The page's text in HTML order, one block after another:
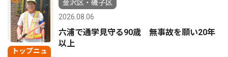
トップニュ
金沢区・磯子区
2026.08.06
六浦で通学見守る90歳 無事故を願い20年
以上